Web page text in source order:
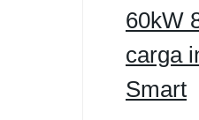
60kW
carga
Smart